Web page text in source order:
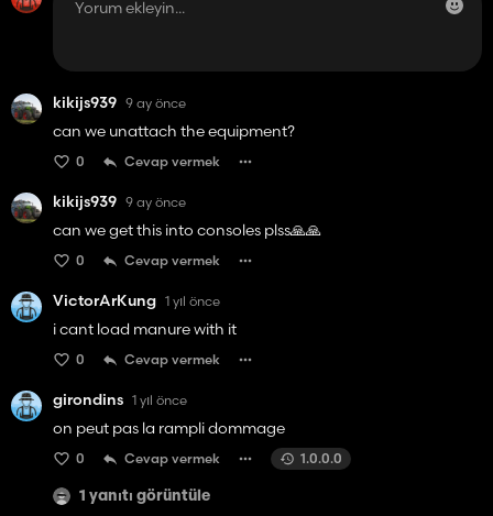
kikijs939 9 ay önce
can we unattach the equipment?
0 Cevap vermek
kikijs939 9 ay önce
can we get this into consoles plss🙏🙏
0 Cevap vermek
VictorArKung 1 yıl önce
i cant load manure with it
0 Cevap vermek
girondins 1 yıl önce
on peut pas la rampli dommage
0 Cevap vermek 1.0.0.0
1 yanıtı görüntüle